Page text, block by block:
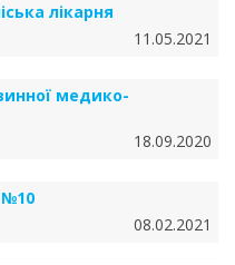
лікарня
11.05.2021
медико-
18.09.2020
№10
08.02.2021